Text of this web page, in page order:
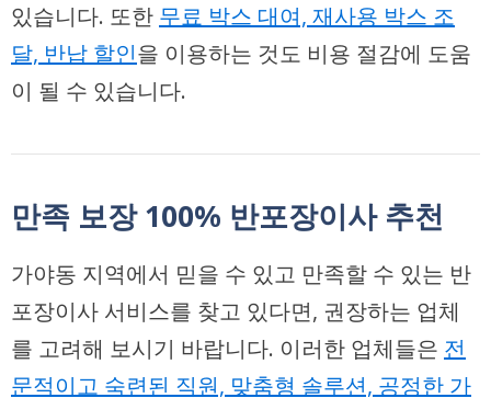
있습니다. 또한 무료 박스 대여, 재사용 박스 조
달, 반납 할인을 이용하는 것도 비용 절감에 도움
이 될 수 있습니다.
만족 보장 100% 반포장이사 추천
가야동 지역에서 믿을 수 있고 만족할 수 있는 반
포장이사 서비스를 찾고 있다면, 권장하는 업체
를 고려해 보시기 바랍니다. 이러한 업체들은 전
문적이고 숙련된 직원, 맞춤형 솔루션, 공정한 가